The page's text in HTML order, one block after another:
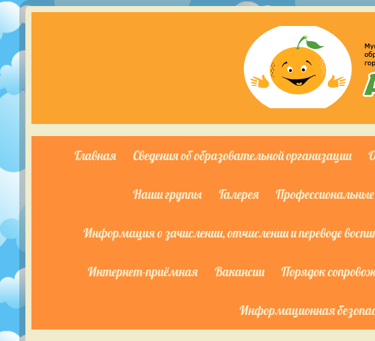
Главная Сведения об образовательной организации
Наши группы Галерея
Информация о зачислении, отчислении и переводе
Интернет-приёмная Вакансии Порядок
Информационная